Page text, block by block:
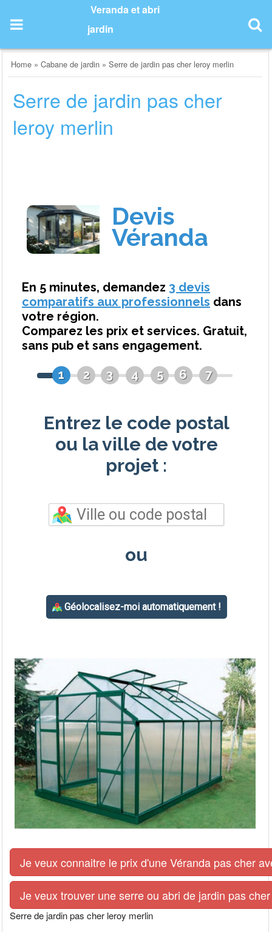
content
Veranda et abri
jardin
Home »Cabane de jardin »Serre de jardin pas cher leroy merlin
Serre de jardin pas cher
leroy merlin
Je veux connaitre le prix d'une Véranda pas cher
Je veux trouver une serre ou abri de jardin pas
Serre de jardin pas cher leroy merlin